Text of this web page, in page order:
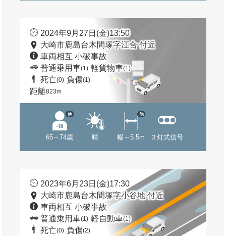
2024年9月27日(金)13:50
大崎市鹿島台木間塚字江合 付近
車両相互 小破事故
普通乗用車(1) 軽貨物車(1)
死亡(0) 負傷(1)
距離823m
65～74歳
他
晴 幅～5.5m
他
３灯式信号
2023年6月23日(金)17:30
大崎市鹿島台木間塚字小谷地 付近
車両相互 小破事故
普通乗用車(1) 軽自動車(1)
死亡(0) 負傷(2)